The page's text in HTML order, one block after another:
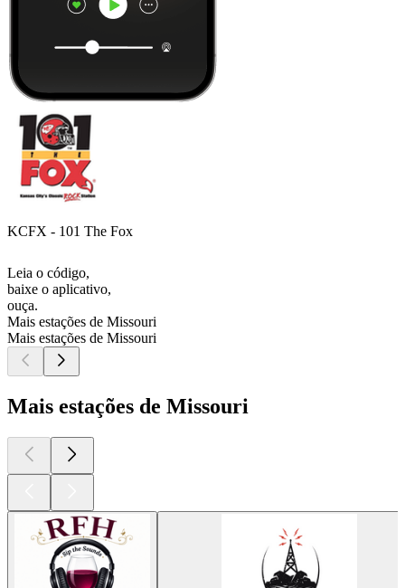
KCFX - 101 The Fox
Leia o código,
baixe o aplicativo,
ouça.
Mais estações de Missouri
Mais estações de Missouri
Mais estações de Missouri